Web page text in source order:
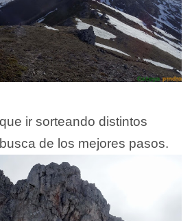
ir sorteando distintos
de los mejores pasos.